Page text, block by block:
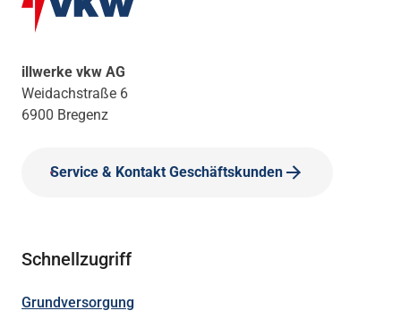
illwerke vkw AG
Weidachstraße 6
6900 Bregenz
Service & Kontakt Geschäftskunden
Schnellzugriff
Grundversorgung